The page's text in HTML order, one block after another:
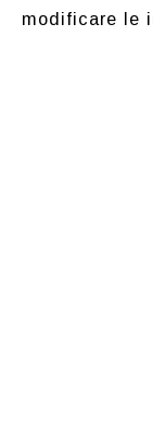
modificare le